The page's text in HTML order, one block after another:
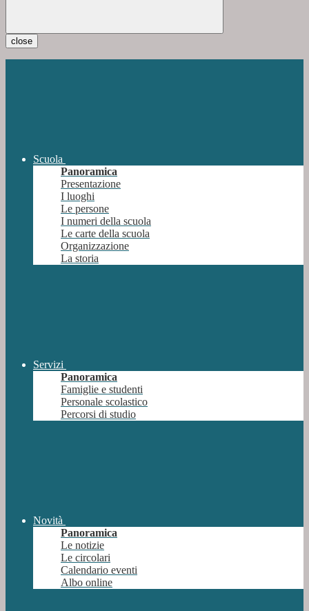
close
Scuola
Panoramica
Presentazione
I luoghi
Le persone
I numeri della scuola
Le carte della scuola
Organizzazione
La storia
Servizi
Panoramica
Famiglie e studenti
Personale scolastico
Percorsi di studio
Novità
Panoramica
Le notizie
Le circolari
Calendario eventi
Albo online